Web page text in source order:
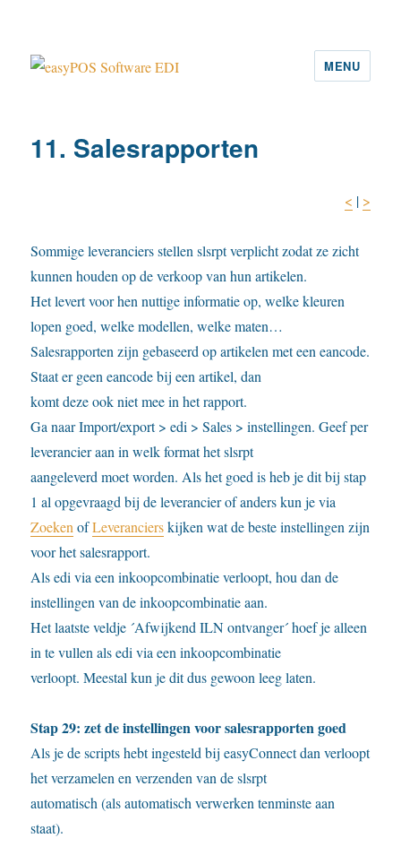
MENU
11. Salesrapporten
< | >
Sommige leveranciers stellen slsrpt verplicht zodat ze zicht
kunnen houden op de verkoop van hun artikelen.
Het levert voor hen nuttige informatie op, welke kleuren
lopen goed, welke modellen, welke maten…
Salesrapporten zijn gebaseerd op artikelen met een eancode.
Staat er geen eancode bij een artikel, dan
komt deze ook niet mee in het rapport.
Ga naar Import/export > edi > Sales > instellingen. Geef per
leverancier aan in welk format het slsrpt
aangeleverd moet worden. Als het goed is heb je dit bij stap
1 al opgevraagd bij de leverancier of anders kun je via
Zoeken ofLeverancierskijken wat de beste instellingen zijn
voor het salesrapport.
Als edi via een inkoopcombinatie verloopt, hou dan de
instellingen van de inkoopcombinatie aan.
Het laatste veldje ´Afwijkend ILN ontvanger´ hoef je alleen
in te vullen als edi via een inkoopcombinatie
verloopt. Meestal kun je dit dus gewoon leeg laten.
Stap 29: zet de instellingen voor salesrapporten goed
Als je de scripts hebt ingesteld bij easyConnect dan verloopt
het verzamelen en verzenden van de slsrpt
automatisch (als automatisch verwerken tenminste aan
staat).